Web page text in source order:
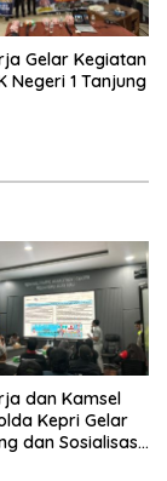
Gelar Kegiatan
Negeri 1 Tanjung
dan Kamsel
Kepri Gelar
dan Sosialisasi